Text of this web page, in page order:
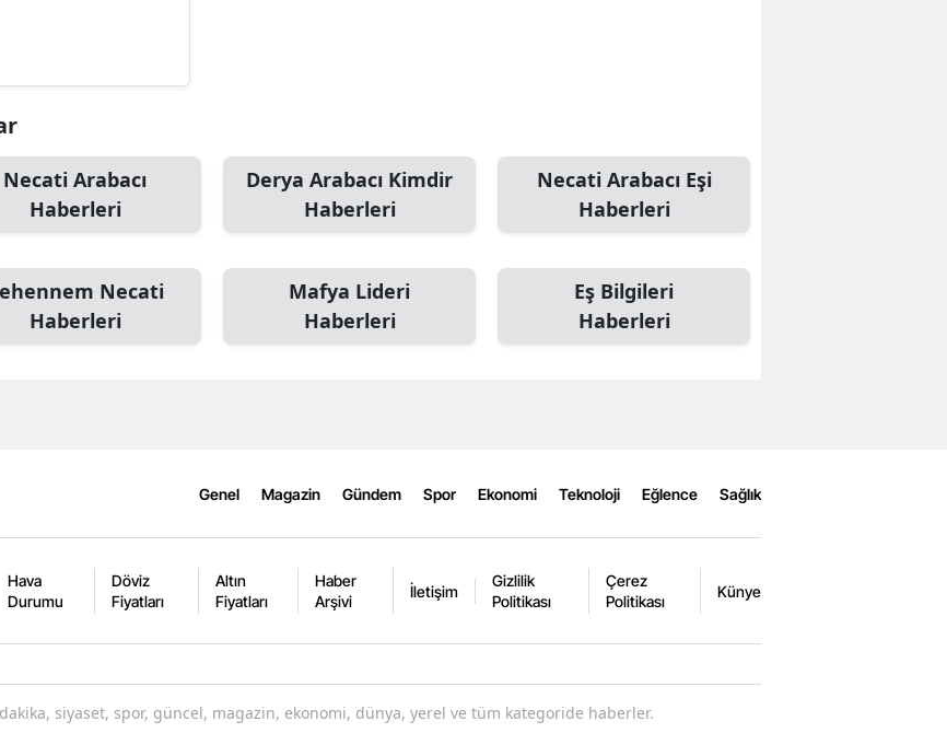
Necati Arabacı
Haberleri
Derya Arabacı Kimdir
Haberleri
Necati Arabacı Eşi
Haberleri
Necati
Haberleri
Mafya Lideri
Haberleri
Eş Bilgileri
Haberleri
Genel Magazin Gündem Spor Ekonomi Teknoloji Eğlence Sağlık
Hava
Durumu
Döviz
Fiyatları
Altın
Fiyatları
Haber
Arşivi
İletişim
Gizlilik
Politikası
Çerez
Politikası
Künye
siyaset, spor, güncel, magazin, ekonomi, dünya, yerel ve tüm kategoride haberler.